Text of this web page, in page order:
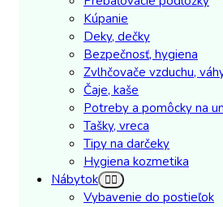
Kúpanie
Deky, dečky
Bezpečnosť, hygiena
Zvlhčovače vzduchu,
Čaje, kaše
Potreby a pomôcky na
Tašky, vreca
Tipy na darčeky
Hygiena kozmetika
Nábytok
Vybavenie do postieľok